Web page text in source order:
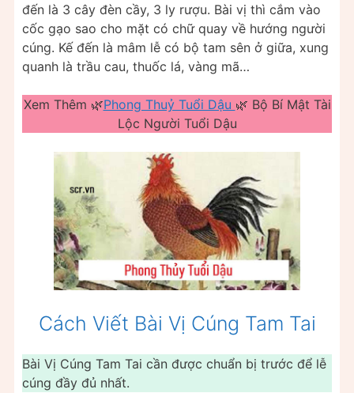
đến là 3 cây đèn cầy, 3 ly rượu. Bài vị thì cắm vào
cốc gạo sao cho mặt có chữ quay về hướng người
cúng. Kế đến là mâm lễ có bộ tam sên ở giữa, xung
quanh là trầu cau, thuốc lá, vàng mã…
Xem Thêm 🌿Phong Thuỷ Tuổi Dậu 🌿 Bộ Bí Mật Tài
Lộc Người Tuổi Dậu
Cách Viết Bài Vị Cúng Tam Tai
Bài Vị Cúng Tam Tai cần được chuẩn bị trước để lễ
cúng đầy đủ nhất.